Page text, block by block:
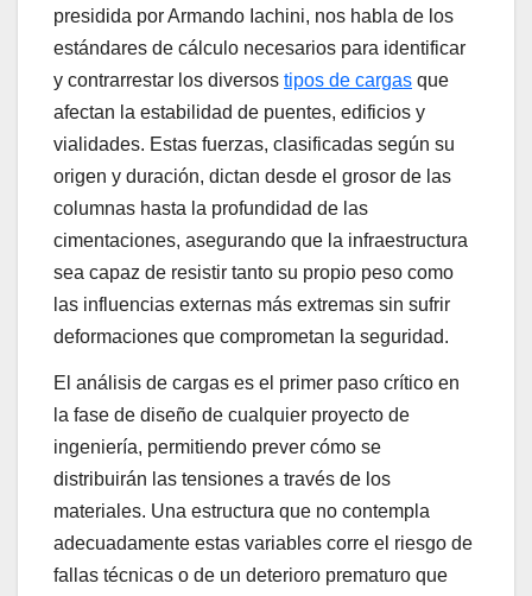
presidida por Armando Iachini, nos habla de los
estándares de cálculo necesarios para identificar
y contrarrestar los diversos tipos de cargas que
afectan la estabilidad de puentes, edificios y
vialidades. Estas fuerzas, clasificadas según su
origen y duración, dictan desde el grosor de las
columnas hasta la profundidad de las
cimentaciones, asegurando que la infraestructura
sea capaz de resistir tanto su propio peso como
las influencias externas más extremas sin sufrir
deformaciones que comprometan la seguridad.
El análisis de cargas es el primer paso crítico en
la fase de diseño de cualquier proyecto de
ingeniería, permitiendo prever cómo se
distribuirán las tensiones a través de los
materiales. Una estructura que no contempla
adecuadamente estas variables corre el riesgo de
fallas técnicas o de un deterioro prematuro que